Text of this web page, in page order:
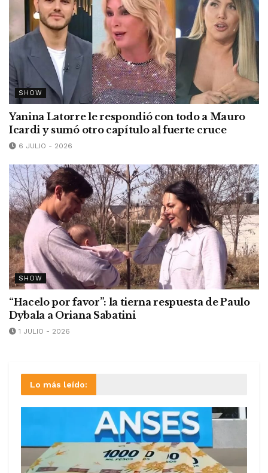
SHOW
Yanina Latorre le respondió con todo a Mauro
Icardi y sumó otro capítulo al fuerte cruce
6 JULIO - 2026
SHOW
“Hacelo por favor”: la tierna respuesta de Paulo
Dybala a Oriana Sabatini
1 JULIO - 2026
Lo más leído: